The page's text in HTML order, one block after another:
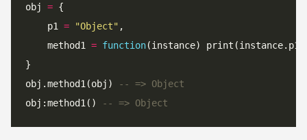
obj = {
    p1
= "Object" ,
    method1
= function(instance)
}
obj.method1(obj)
-- => Object
obj:method1()
-- => Object